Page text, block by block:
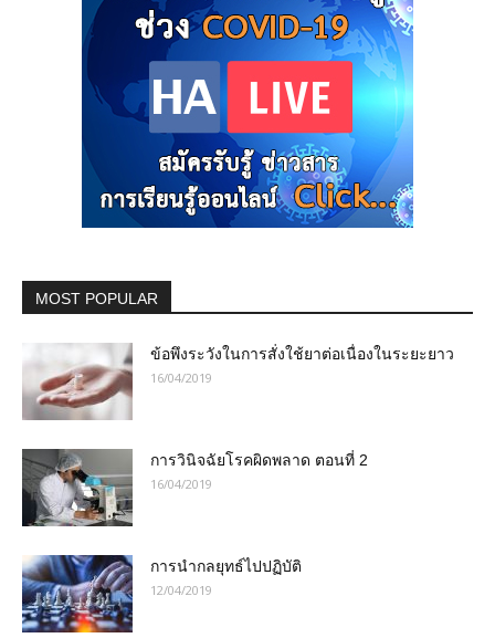
MOST POPULAR
ข้อพึงระวังในการสั่งใช้ยาต่อเนื่องในระยะยาว
16/04/2019
การวินิจฉัยโรคผิดพลาด ตอนที่ 2
16/04/2019
การนำกลยุทธ์ไปปฏิบัติ
12/04/2019